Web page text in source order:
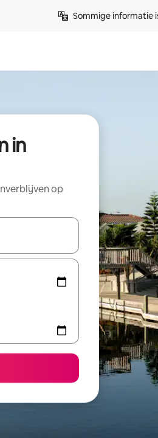
Sommige informatie
in
op
zijn, maak je een keuze met je de